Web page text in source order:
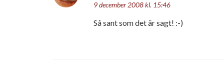
9 december 2008 kl. 15:46
Så sant som det är sagt! :-)